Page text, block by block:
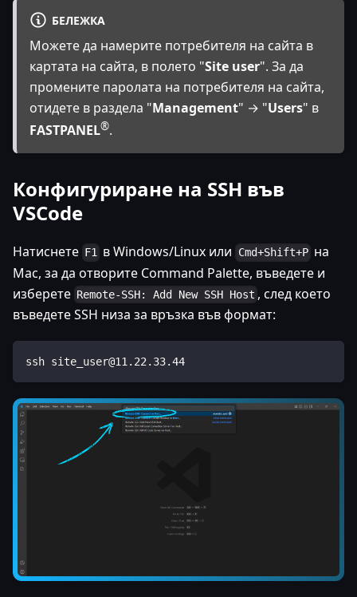
БЕЛЕЖКА
Можете да намерите потребителя на сайта в
картата на сайта, в полето "Site user". За да
промените паролата на потребителя на сайта,
отидете в раздела "Management" → "Users" в
FASTPANEL®.
Конфигуриране на SSH във
VSCode
Натиснете F1 в Windows/Linux или Cmd+Shift+P на
Mac, за да отворите Command Palette, въведете и
изберете Remote-SSH: Add New SSH Host , след което
въведете SSH низа за връзка във формат:
ssh site_user@11.22.33.44